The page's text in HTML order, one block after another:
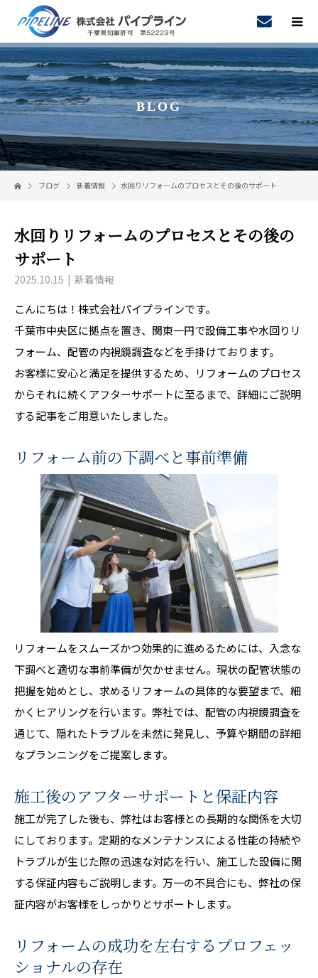
BLOG
ブログ 新着情報 水回りリフォームのプロセスとその後のサポート
水回りリフォームのプロセスとその後の
サポート
2025.10.15 新着情報
こんにちは！株式会社パイプラインです。
千葉市中央区に拠点を置き、関東一円で設備工事や水回りリ
フォーム、配管の内視鏡調査などを手掛けております。
お客様に安心と満足を提供するため、リフォームのプロセス
からそれに続くアフターサポートに至るまで、詳細にご説明
する記事をご用意いたしました。
リフォーム前の下調べと事前準備
リフォームをスムーズかつ効果的に進めるためには、入念な
下調べと適切な事前準備が欠かせません。現状の配管状態の
把握を始めとし、求めるリフォームの具体的な要望まで、細
かくヒアリングを行います。弊社では、配管の内視鏡調査を
通じて、隠れたトラブルを未然に発見し、予算や期間の詳細
なプランニングをご提案します。
施工後のアフターサポートと保証内容
施工が完了した後も、弊社はお客様との長期的な関係を大切
にしております。定期的なメンテナンスによる性能の持続や
トラブルが生じた際の迅速な対応を行い、施工した設備に関
する保証内容もご説明します。万一の不具合にも、弊社の保
証内容がお客様をしっかりとサポートします。
リフォームの成功を左右するプロフェッ
ショナルの存在